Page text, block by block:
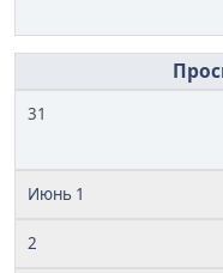
31
Июнь 1
2